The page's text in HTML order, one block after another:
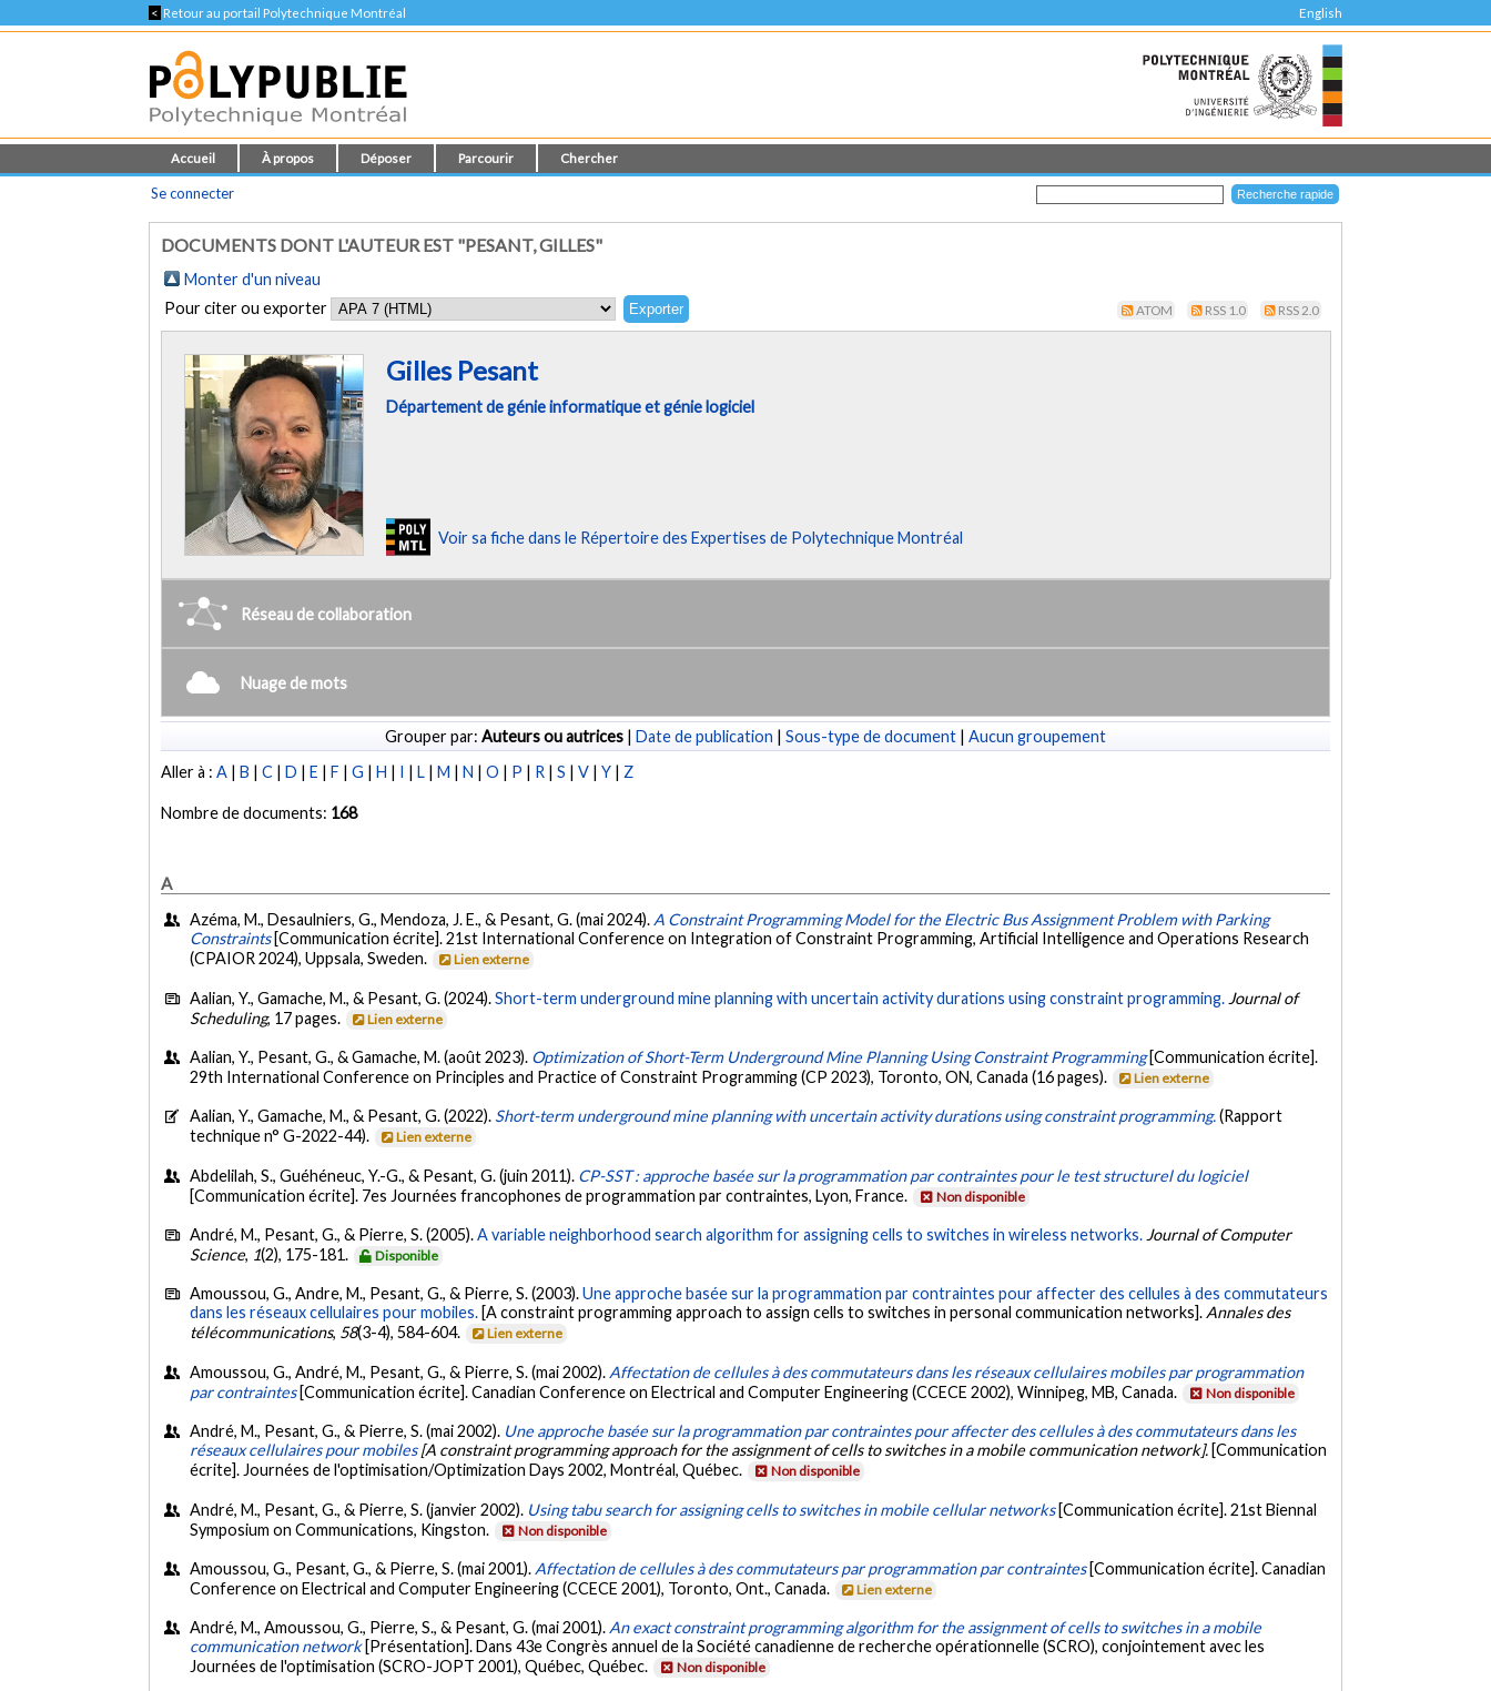
< Retour au portail Polytechnique Montréal English
Accueil À propos Déposer Parcourir Chercher
Se connecter
DOCUMENTS DONT L'AUTEUR EST "PESANT, GILLES"
Monter d'un niveau
Pour citer ou exporter
ATOM RSS 1.0 RSS 2.0
Gilles Pesant
Département de génie informatique et génie logiciel
Voir sa fiche dans le Répertoire des Expertises de Polytechnique Montréal
Réseau de collaboration
Nuage de mots
Grouper par: Auteurs ou autrices | Date de publication | Sous-type de document | Aucun groupement
Aller à :A |B |C |D |E |F |G |H | I |L |M |N |O | P | R |S |V |Y | Z
Nombre de documents: 168
A
Azéma, M., Desaulniers, G., Mendoza, J. E., & Pesant, G. (mai 2024). A Constraint Programming Model for the Electric Bus Assignment Problem with Parking
Constraints [Communication écrite]. 21st International Conference on Integration of Constraint Programming, Artificial Intelligence and Operations Research
(CPAIOR 2024), Uppsala, Sweden.
Lien externe
Aalian, Y., Gamache, M., & Pesant, G. (2024).Short-term underground mine planning with uncertain activity durations using constraint programming. Journal of
Scheduling, 17 pages. Lien externe
Aalian, Y., Pesant, G., & Gamache, M. (août 2023). Optimization of Short-Term Underground Mine Planning Using Constraint Programming [Communication écrite].
29th International Conference on Principles and Practice of Constraint Programming (CP 2023), Toronto, ON, Canada (16 pages).
Lien externe
Aalian, Y., Gamache, M., & Pesant, G. (2022). Short-term underground mine planning with uncertain activity durations using constraint programming.(Rapport
technique n° G-2022-44).
Lien externe
Abdelilah, S., Guéhéneuc, Y.-G., & Pesant, G. (juin 2011). CP-SST : approche basée sur la programmation par contraintes pour le test structurel du logiciel
[Communication écrite]. 7es Journées francophones de programmation par contraintes, Lyon, France.
Non disponible
André, M., Pesant, G., & Pierre, S. (2005).A variable neighborhood search algorithm for assigning cells to switches in wireless networks. Journal of Computer
Science, 1(2), 175-181. Disponible
Amoussou, G., Andre, M., Pesant, G., & Pierre, S. (2003).Une approche basée sur la programmation par contraintes pour affecter des cellules à des commutateurs
dans les réseaux cellulaires pour mobiles. [A constraint programming approach to assign cells to switches in personal communication networks].Annales des
télécommunications, 58(3-4), 584-604. Lien externe
Amoussou, G., André, M., Pesant, G., & Pierre, S. (mai 2002). Affectation de cellules à des commutateurs dans les réseaux cellulaires mobiles par programmation
par contraintes [Communication écrite]. Canadian Conference on Electrical and Computer Engineering (CCECE 2002), Winnipeg, MB, Canada. Non disponible
André, M., Pesant, G., & Pierre, S. (mai 2002). Une approche basée sur la programmation par contraintes pour affecter des cellules à des commutateurs dans les
réseaux cellulaires pour mobiles[A constraint programming approach for the assignment of cells to switches in a mobile communication network]. [Communication
écrite]. Journées de l'optimisation/Optimization Days 2002, Montréal, Québec.
Non disponible
André, M., Pesant, G., & Pierre, S. (janvier 2002). Using tabu search for assigning cells to switches in mobile cellular networks [Communication écrite]. 21st Biennal
Symposium on Communications, Kingston.
Non disponible
Amoussou, G., Pesant, G., & Pierre, S. (mai 2001). Affectation de cellules à des commutateurs par programmation par contraintes [Communication écrite]. Canadian
Conference on Electrical and Computer Engineering (CCECE 2001), Toronto, Ont., Canada.
Lien externe
André, M., Amoussou, G., Pierre, S., & Pesant, G. (mai 2001).An exact constraint programming algorithm for the assignment of cells to switches in a mobile
communication network [Présentation]. Dans 43e Congrès annuel de la Société canadienne de recherche opérationnelle (SCRO), conjointement avec les
Journées de l'optimisation (SCRO-JOPT 2001), Québec, Québec.
Non disponible